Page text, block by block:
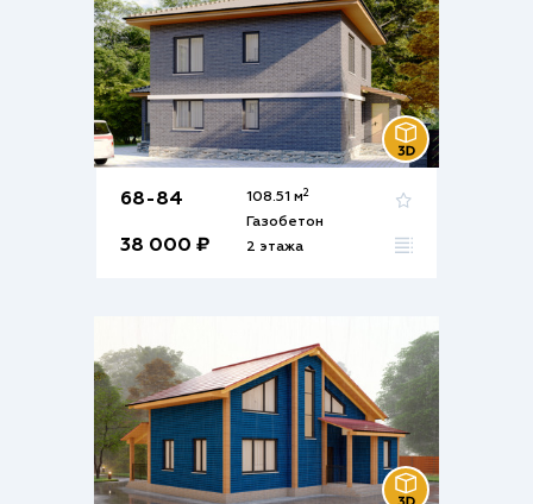
68-84
38 000 ₽
108.51 м2
Газобетон
2 этажа